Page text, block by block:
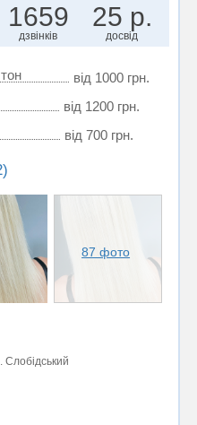
1659
дзвінків
25 р.
досвід
від 1000 грн.
від 1200 грн.
від 700 грн.
87 фото
Слобідський